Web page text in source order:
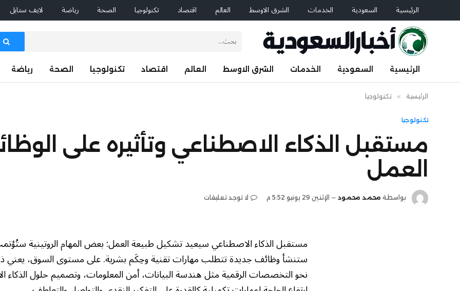
الرئيسية السعودية الخدمات الشرق الاوسط العالم اقتصاد تكنولوجيا الصحة رياضة لايف ستايل
الرئيسية السعودية الخدمات الشرق الاوسط العالم اقتصاد تكنولوجيا الصحة رياضة
الرئيسية » تكنولوجيا
تكنولوجيا
مستقبل الذكاء الاصطناعي وتأثيره على
العمل
بواسطة محمد محمود الإثنين 29 يونيو 5:52 م لا توجد تعليقات
مستقبل الذكاء الاصطناعي سيعيد تشكيل طبيعة العمل: بعض المهام الروتينية
ستنشأ وظائف جديدة تتطلب مهارات تقنية وحِكَم بشرية. على مستوى السوق، يعني
نحو التخصصات الرقمية مثل هندسة البيانات، أمن المعلومات، وتصميم حلول الذكاء